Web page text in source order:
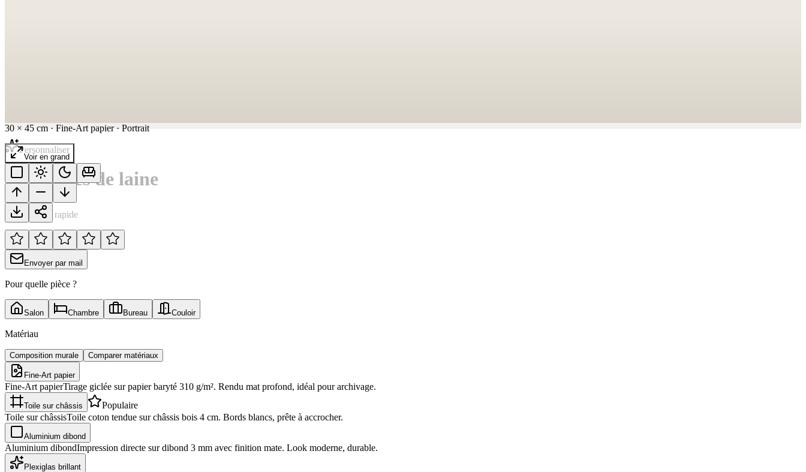
30 × 45 cm · Fine-Art papier· Portrait
Voir en grand
Personnaliser
Complices de laine
Notation rapide
Envoyer par mail
Pour quelle pièce ?
Salon Chambre Bureau Couloir
Matériau
Composition murale Comparer matériaux
Fine-Art papier
Fine-Art papierTirage giclée sur papier baryté 310 g/m². Rendu mat profond, idéal pour archivage.
Toile sur châssis
Populaire
Toile sur châssisToile coton tendue sur châssis bois 4 cm. Bords blancs, prête à accrocher.
Aluminium dibond
Aluminium dibondImpression directe sur dibond 3 mm avec finition mate. Look moderne, durable.
Plexiglas brillant